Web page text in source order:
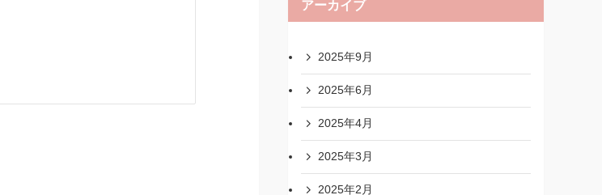
アーカイブ
2025年9月
2025年6月
2025年4月
2025年3月
2025年2月